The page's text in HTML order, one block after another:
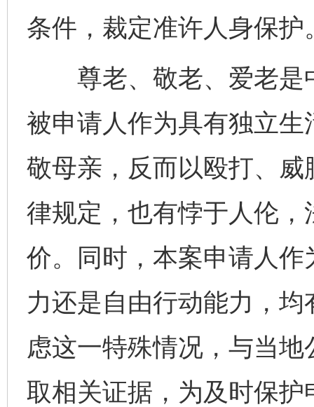
条件，裁定准许人身保护
尊老、敬老、爱老是
被申请人作为具有独立
敬母亲，反而以殴打、
律规定，也有悖于人伦
价。同时，本案申请人
力还是自由行动能力，
虑这一特殊情况，与当
取相关证据，为及时保